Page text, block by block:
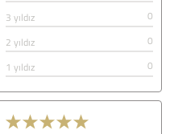
3 yıldız
0
2 yıldız
0
1 yıldız
0